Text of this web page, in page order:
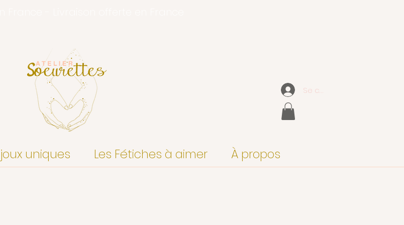
Se connecter
uniques Les Fétiches à aimer À propos